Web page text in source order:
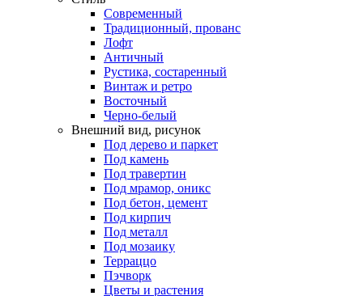
Современный
Традиционный, прованс
Лофт
Античный
Рустика, состаренный
Винтаж и ретро
Восточный
Черно-белый
Внешний вид, рисунок
Под дерево и паркет
Под камень
Под травертин
Под мрамор, оникс
Под бетон, цемент
Под кирпич
Под металл
Под мозаику
Терраццо
Пэчворк
Цветы и растения